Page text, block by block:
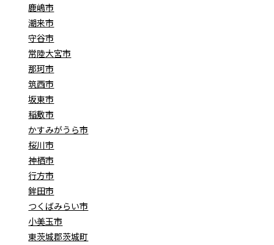
鹿嶋市
潮来市
守谷市
常陸大宮市
那珂市
筑西市
坂東市
稲敷市
かすみがうら市
桜川市
神栖市
行方市
鉾田市
つくばみらい市
小美玉市
東茨城郡茨城町